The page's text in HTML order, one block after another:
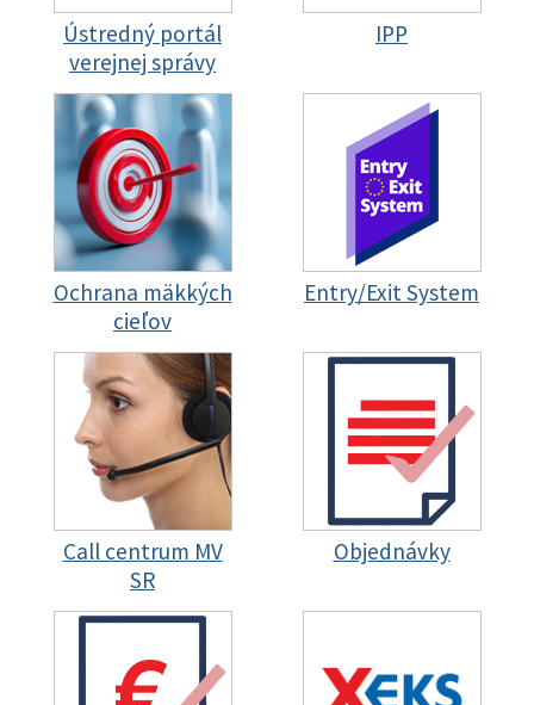
Ústredný portál
verejnej správy
IPP
Ochrana mäkkých
cieľov
Entry/Exit System
Call centrum MV
SR
Objednávky